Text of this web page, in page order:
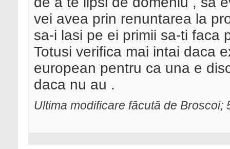
vei avea prin renuntarea la
sa-i lasi pe ei primii sa-ti faca
Totusi verifica mai intai daca
european pentru ca una e
daca nu au .
Ultima modificare făcută de